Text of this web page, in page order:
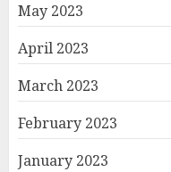
May 2023
April 2023
March 2023
February 2023
January 2023